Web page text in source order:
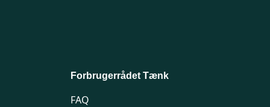
Forbrugerrådet Tænk
FAQ